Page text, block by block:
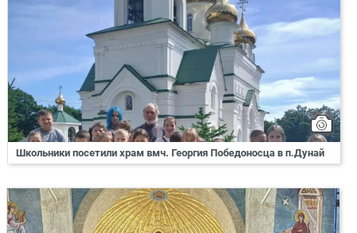
Школьники посетили храм вмч. Георгия Победоносца в п.Дунай